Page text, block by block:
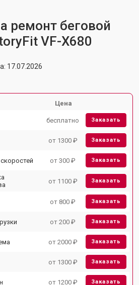
ремонт беговой
VF-X680
17.07.2026
Цена
бесплатно Заказать
от 1300 ₽ Заказать
от 300 ₽ Заказать
от 1100 ₽ Заказать
от 800 ₽ Заказать
от 200 ₽ Заказать
от 2000 ₽ Заказать
от 1300 ₽ Заказать
от 1200 ₽ Заказать